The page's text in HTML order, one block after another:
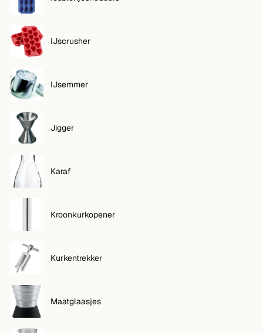
IJscrusher
IJsemmer
Jigger
Karaf
Kroonkurkopener
Kurkentrekker
Maatglaasjes